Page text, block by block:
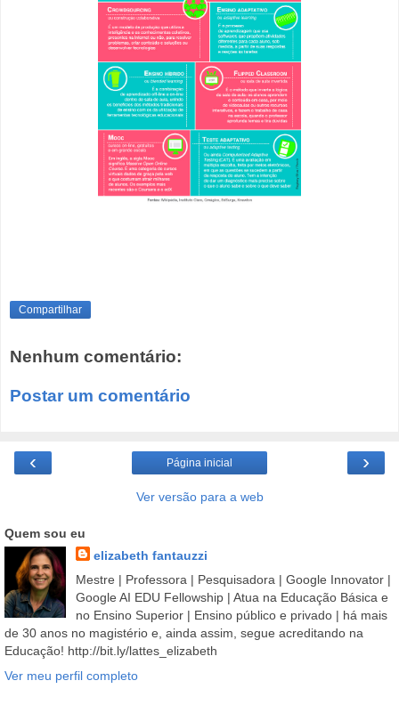
Compartilhar
Nenhum comentário:
Postar um comentário
‹ ›
Página inicial
Ver versão para a web
Quem sou eu
elizabeth fantauzzi
Mestre | Professora | Pesquisadora | Google Innovator |
Google AI EDU Fellowship | Atua na Educação Básica e
no Ensino Superior | Ensino público e privado | há mais
de 30 anos no magistério e, ainda assim, segue acreditando na
Educação! http://bit.ly/lattes_elizabeth
Ver meu perfil completo